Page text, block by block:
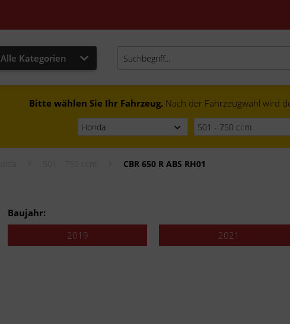
Alle Kategorien
Bitte wählen Sie Ihr Fahrzeug. Nach der Fahrzeugwahl wird
CBR 650 R ABS RH01
Baujahr:
2019
2021